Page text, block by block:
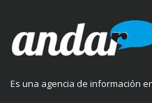
Es una agencia de información